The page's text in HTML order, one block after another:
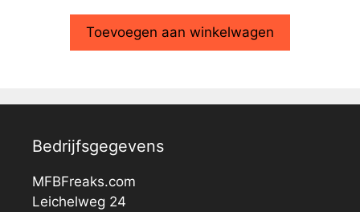
Toevoegen aan winkelwagen
Bedrijfsgegevens
MFBFreaks.com
Leichelweg 24